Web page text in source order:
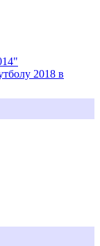
2018 в